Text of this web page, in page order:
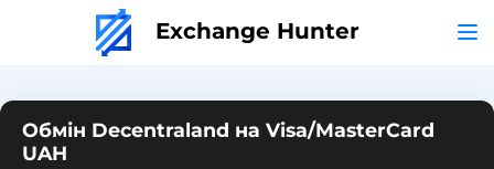
Exchange Hunter
Обмін Decentraland на Visa/MasterCard
UAH